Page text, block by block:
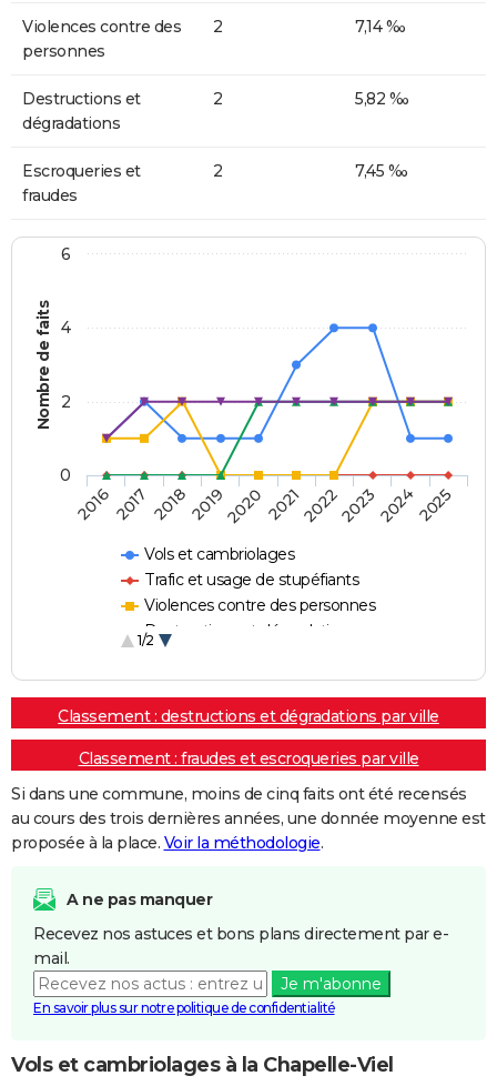
Violences contre des
personnes
2 7,14 ‰
Destructions et
dégradations
2 5,82 ‰
Escroqueries et
fraudes
2 7,45 ‰
Nombre de faits
Vols et cambriolages
Trafic et usage de stupéfiants
Violences contre des personnes
Destructions et dégradations
1/2
20162017 20182019202020212022202320242025
0
2
4
6
Classement : destructions et dégradations par ville
Classement : fraudes et escroqueries par ville
Si dans une commune, moins de cinq faits ont été recensés
au cours des trois dernières années, une donnée moyenne est
proposée à la place. Voir la méthodologie.
A ne pas manquer
Recevez nos astuces et bons plans directement par e-
mail.
Je m'abonne
En savoir plus sur notre politique de confidentialité
Vols et cambriolages à la Chapelle-Viel